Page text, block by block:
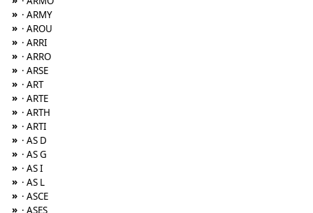
» · ARMY
» · AROU
» · ARRI
» · ARRO
» · ARSE
» · ART
» · ARTE
» · ARTH
» · ARTI
» · AS D
» · AS G
» · AS I
» · AS L
» · ASCE
» · ASES